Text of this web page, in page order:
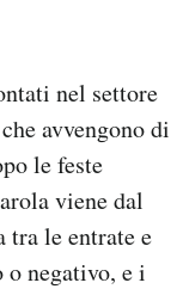
nel settore
avvengono di
le feste
viene dal
tra le entrate e
o negativo, e i